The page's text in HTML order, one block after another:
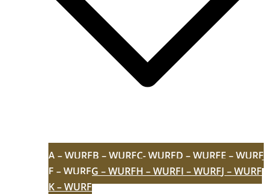
A – WURFB – WURFC- WURFD – WURFE – WURF
F – WURFG – WURFH – WURFI – WURFJ – WURF
K – WURF